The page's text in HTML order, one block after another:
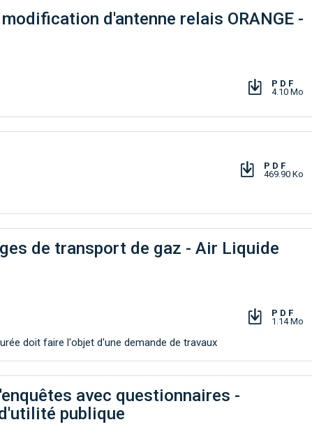
d'antenne relais ORANGE -
PDF
4.10 Mo
PDF
469.90 Ko
de transport de gaz - Air Liquide
PDF
1.14 Mo
doit faire l'objet d'une demande de travaux
avec questionnaires -
publique